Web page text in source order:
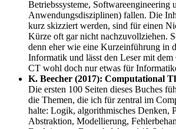
Betriebssysteme, Softwareengineering
Anwendungsdisziplinen) fallen. Die
kurz skizziert werden, sind für einen
Kürze oft gar nicht nachzuvollziehen.
denn eher wie eine Kurzeinführung in
Informatik und lässt den Leser mit
CT wohl doch nur etwas für
K. Beecher (2017): Computational
Die ersten 100 Seiten dieses Buches
die Themen, die ich für zentral im
halte: Logik, algorithmisches Denken,
Abstraktion, Modellierung,